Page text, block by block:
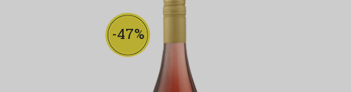
-47%